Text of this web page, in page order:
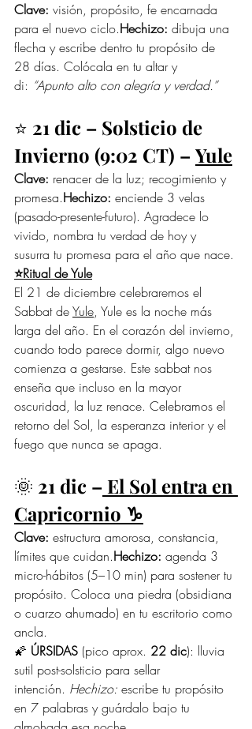
Clave: visión, propósito, fe encarnada
para el nuevo ciclo.Hechizo: dibuja una
flecha y escribe dentro tu propósito de
28 días. Colócala en tu altar y
di: “Apunto alto con alegría y verdad.”
⭐ 21 dic – Solsticio de
Invierno (9:02 CT) – Yule
Clave: renacer de la luz; recogimiento y
promesa.Hechizo: enciende 3 velas
(pasado-presente-futuro). Agradece lo
vivido, nombra tu verdad de hoy y
susurra tu promesa para el año que nace.
⭐Ritual de Yule
El 21 de diciembre celebraremos el
Sabbat de Yule, Yule es la noche más
larga del año. En el corazón del invierno,
cuando todo parece dormir, algo nuevo
comienza a gestarse. Este sabbat nos
enseña que incluso en la mayor
oscuridad, la luz renace. Celebramos el
retorno del Sol, la esperanza interior y el
fuego que nunca se apaga.
🌞 21 dic – El Sol entra en
Capricornio ♑︎
Clave: estructura amorosa, constancia,
límites que cuidan.Hechizo: agenda 3
micro-hábitos (5–10 min) para sostener tu
propósito. Coloca una piedra (obsidiana
o cuarzo ahumado) en tu escritorio como
ancla.
🌠 ÚRSIDAS (pico aprox. 22 dic): lluvia
sutil post-solsticio para sellar
intención. Hechizo: escribe tu propósito
en 7 palabras y guárdalo bajo tu